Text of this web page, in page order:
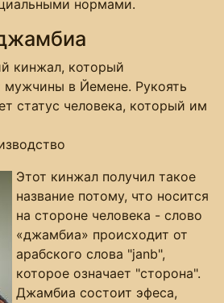
нормами.
кинжал, который
мужчины в Йемене. Рукоять
статус человека, который им
Этот кинжал получил такое
название потому, что носится
на стороне человека - слово
«джамбиа» происходит от
арабского слова "janb",
которое означает "сторона".
Джамбиа состоит эфеса,